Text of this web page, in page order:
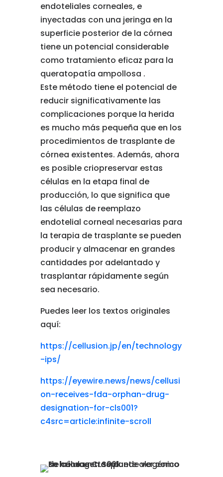
endoteliales corneales, e
inyectadas con una jeringa en la
superficie posterior de la córnea
tiene un potencial considerable
como tratamiento eficaz para la
queratopatía ampollosa .
Este método tiene el potencial de
reducir significativamente las
complicaciones porque la herida
es mucho más pequeña que en los
procedimientos de trasplante de
córnea existentes. Además, ahora
es posible criopreservar estas
células en la etapa final de
producción, lo que significa que
las células de reemplazo
endotelial corneal necesarias para
la terapia de trasplante se pueden
producir y almacenar en grandes
cantidades por adelantado y
trasplantar rápidamente según
sea necesario.
Puedes leer los textos originales
aquí:
https://cellusion.jp/en/technology
-ips/
https://eyewire.news/news/cellusi
on-receives-fda-orphan-drug-
designation-for-cls001?
c4src=article:infinite-scroll